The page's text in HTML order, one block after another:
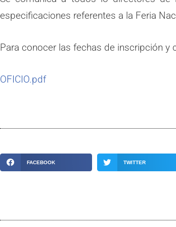
especificaciones referentes a la Feria
Para conocer las fechas de inscripción y
OFICIO.pdf
FACEBOOK TWITTER